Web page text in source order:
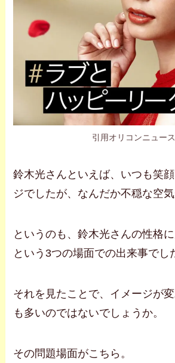
引用オリコンニュース
鈴木光さんといえば、いつも笑
ジでしたが、なんだか不穏な空気
というのも、鈴木光さんの性格
という3つの場面での出来事でし
それを見たことで、イメージが
も多いのではないでしょうか。
その問題場面がこちら。